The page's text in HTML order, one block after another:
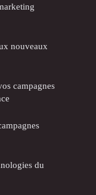
nouveaux
campagnes
du